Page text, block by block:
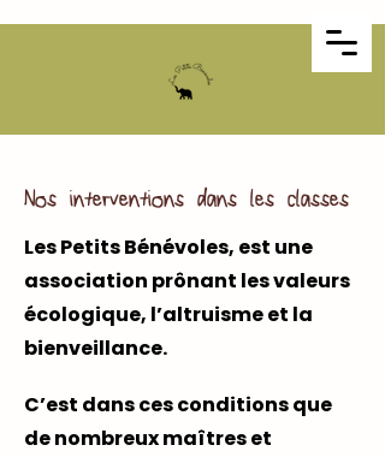
Nos interventions dans les classes
Les Petits Bénévoles, est une
association prônant les valeurs
écologique, l’altruisme et la
bienveillance.
C’est dans ces conditions que
de nombreux maîtres et